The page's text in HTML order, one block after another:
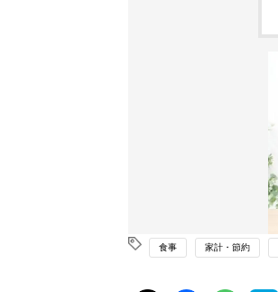
食事 家計・節約